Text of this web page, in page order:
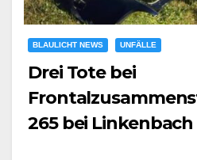
BLAULICHT NEWS UNFÄLLE
Drei Tote bei
265 bei Linkenbach